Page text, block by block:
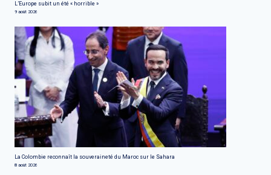
L’Europe subit un été « horrible »
9 août 2026
La Colombie reconnaît la souveraineté du Maroc sur le Sahara
8 août 2026